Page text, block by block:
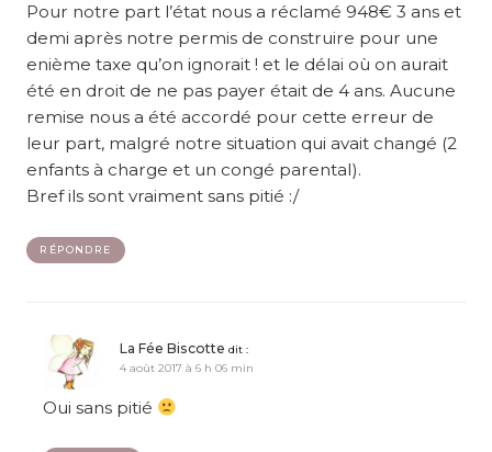
Pour notre part l’état nous a réclamé 948€ 3 ans et
demi après notre permis de construire pour une
enième taxe qu’on ignorait ! et le délai où on aurait
été en droit de ne pas payer était de 4 ans. Aucune
remise nous a été accordé pour cette erreur de
leur part, malgré notre situation qui avait changé (2
enfants à charge et un congé parental).
Bref ils sont vraiment sans pitié :/
RÉPONDRE
La Fée Biscotte dit :
4 août 2017 à 6 h 06 min
Oui sans pitié